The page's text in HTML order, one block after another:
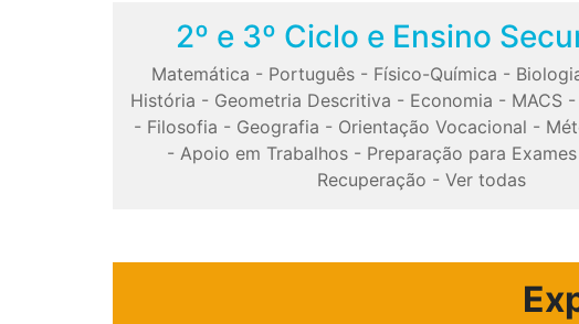
2º e 3º Ciclo e Ensino
Matemática - Português- Físico-Química -
História - Geometria Descritiva - Economia - MACS-
- Filosofia - Geografia - Orientação Vocacional -
- Apoio em Trabalhos- Preparação para Exames
Recuperação - Ver todas